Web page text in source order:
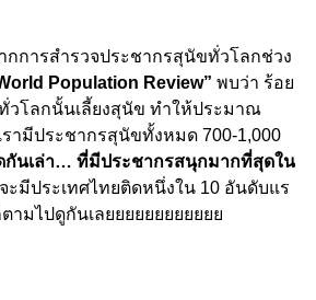
การสำรวจประชากรสุนัขทั่วโลกช่วง
Population Review” พบว่า ร้อย
วโลกนั้นเลี้ยงสุนัข ทำให้ประมาณ
ามีประชากรสุนัขทั้งหมด 700-1,000
กันเล่า… ที่มีประชากรสนุกมากที่สุดใน
จะมีประเทศไทยติดหนึ่งใน 10 อันดับแร
ามไปดูกันเลยยยยยยยยยยยย